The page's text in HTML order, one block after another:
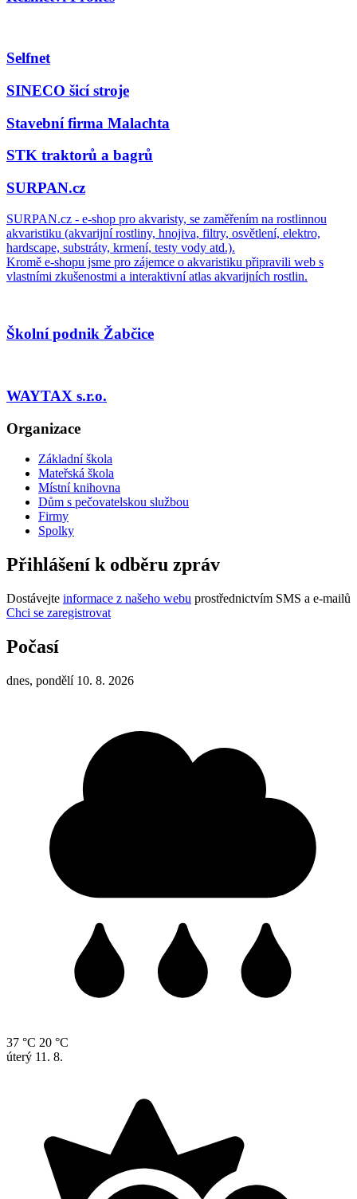
Selfnet
SINECO šicí stroje
Stavební firma Malachta
STK traktorů a bagrů
SURPAN.cz
SURPAN.cz - e-shop pro akvaristy, se zaměřením na rostlinnou
akvaristiku (akvarijní rostliny, hnojiva, filtry, osvětlení, elektro,
hardscape, substráty, krmení, testy vody atd.).
Kromě e-shopu jsme pro zájemce o akvaristiku připravili web s
vlastními zkušenostmi a interaktivní atlas akvarijních rostlin.
Školní podnik Žabčice
WAYTAX s.r.o.
Organizace
Základní škola
Mateřská škola
Místní knihovna
Dům s pečovatelskou službou
Firmy
Spolky
Přihlášení k odběru zpráv
Dostávejte informace z našeho webu prostřednictvím SMS a e-mailů
Chci se zaregistrovat
Počasí
dnes, pondělí 10. 8. 2026
37 °C 20 °C
úterý 11. 8.